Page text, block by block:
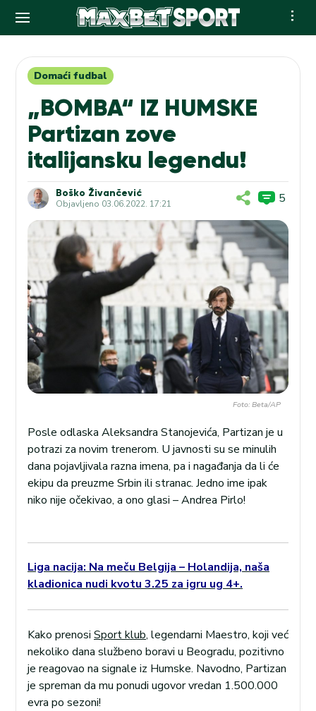
contentDomaći fudbal
„BOMBA“ IZ HUMSKE
Partizan zove
italijansku legendu!
Boško Živančević
Objavljeno 03.06.2022. 17:21 5
Foto: Beta/AP
Posle odlaska Aleksandra Stanojevića, Partizan je u
potrazi za novim trenerom. U javnosti su se minulih
dana pojavljivala razna imena, pa i nagađanja da li će
ekipu da preuzme Srbin ili stranac. Jedno ime ipak
niko nije očekivao, a ono glasi – Andrea Pirlo!
Liga nacija: Na meču Belgija – Holandija, naša
kladionica nudi kvotu 3.25 za igru ug 4+.
Kako prenosi Sport klub, legendarni Maestro, koji već
nekoliko dana službeno boravi u Beogradu, pozitivno
je reagovao na signale iz Humske. Navodno, Partizan
je spreman da mu ponudi ugovor vredan 1.500.000
evra po sezoni!